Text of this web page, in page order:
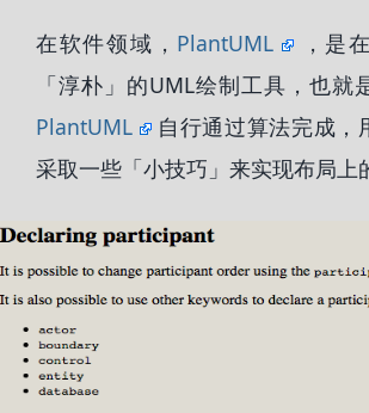
在软件领域， PlantUML
，是
「淳朴」的UML绘制工具，也就
PlantUML
自行通过算法完成，
采取一些「小技巧」来实现布局上